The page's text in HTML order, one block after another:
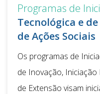
Programas de
Tecnológica e
de Ações Sociais
Os programas de
de Inovação, Iniciação
de Extensão visam